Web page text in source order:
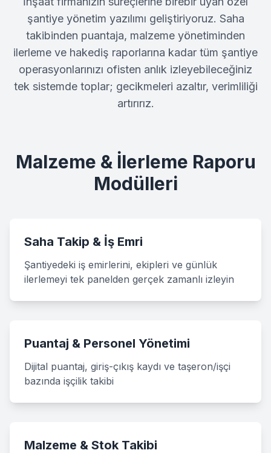
şantiye yönetim yazılımı geliştiriyoruz. Saha
takibinden puantaja, malzeme yönetiminden
ilerleme ve hakediş raporlarına kadar tüm şantiye
operasyonlarınızı ofisten anlık izleyebileceğiniz
tek sistemde toplar; gecikmeleri azaltır, verimliliği
artırırız.
Malzeme & İlerleme Raporu
Modülleri
Saha Takip & İş Emri
Şantiyedeki iş emirlerini, ekipleri ve günlük
ilerlemeyi tek panelden gerçek zamanlı izleyin
Puantaj & Personel Yönetimi
Dijital puantaj, giriş-çıkış kaydı ve taşeron/işçi
bazında işçilik takibi
Malzeme & Stok Takibi